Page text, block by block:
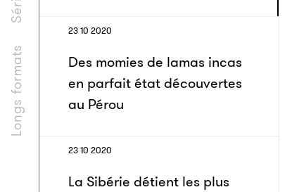
Longs formats
23 10 2020
Des momies de lamas incas
en parfait état découvertes
au Pérou
23 10 2020
La Sibérie détient les plus